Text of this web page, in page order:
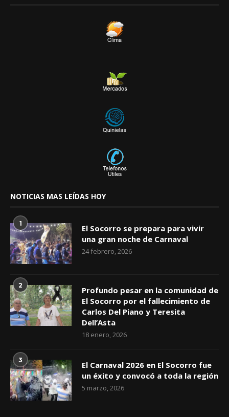
NOTICIAS MAS LEÍDAS HOY
1
El Socorro se prepara para vivir
una gran noche de Carnaval
24 febrero, 2026
2
Profundo pesar en la comunidad de
El Socorro por el fallecimiento de
Carlos Del Piano y Teresita
Dell’Asta
18 enero, 2026
3
El Carnaval 2026 en El Socorro fue
un éxito y convocó a toda la región
5 marzo, 2026